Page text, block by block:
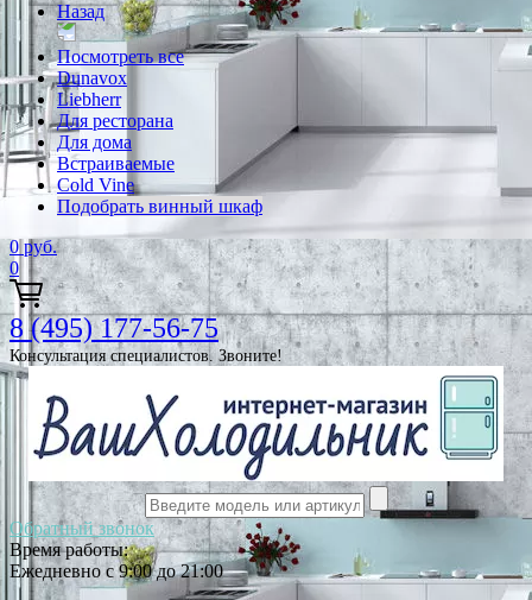
Назад
Посмотреть все
Dunavox
Liebherr
Для ресторана
Для дома
Встраиваемые
Cold Vine
Подобрать винный шкаф
0 руб.
0
8 (495) 177-56-75
Консультация специалистов. Звоните!
Обратный звонок
Время работы:
Ежедневно с 9:00 до 21:00